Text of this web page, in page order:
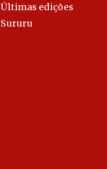
Últimas edições
Sururu